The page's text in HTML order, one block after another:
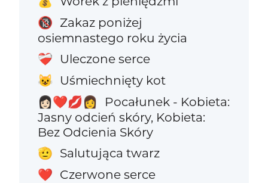
🔞 Zakaz poniżej
osiemnastego roku życia
❤️‍🩹 Uleczone serce
😺 Uśmiechnięty kot
👩🏻‍❤️‍💋‍👩
Pocałunek - Kobieta:
Jasny odcień skóry, Kobieta:
Bez Odcienia Skóry
🫡 Salutująca twarz
❤️ Czerwone serce